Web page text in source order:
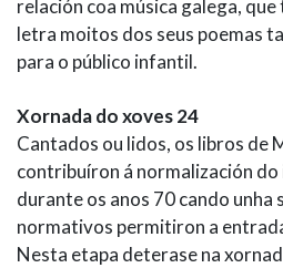
relación coa música galega,
letra moitos dos seus poemas
para o público infantil.
Xornada do xoves 24
Cantados ou lidos, os libros de
contribuíron á normalización do
durante os anos 70 cando unha
normativos permitiron a
Nesta etapa deterase na